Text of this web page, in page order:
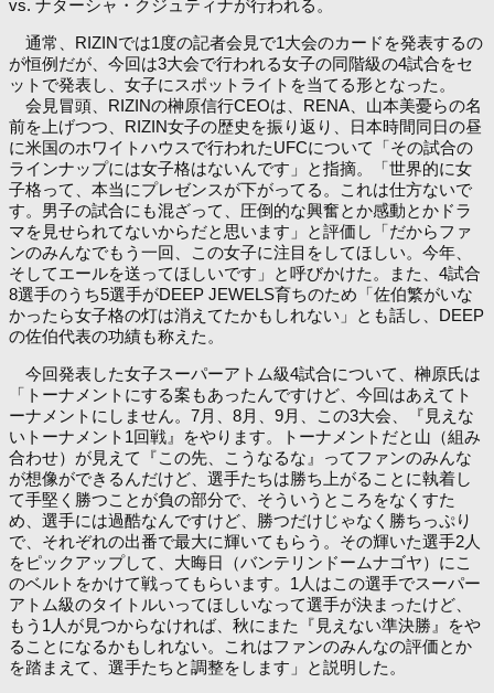
vs. ナターシャ・クジュティナが行われる。
通常、RIZINでは1度の記者会見で1大会のカードを発表するの
が恒例だが、今回は3大会で行われる女子の同階級の4試合をセ
ットで発表し、女子にスポットライトを当てる形となった。
会見冒頭、RIZINの榊原信行CEOは、RENA、山本美憂らの名
前を上げつつ、RIZIN女子の歴史を振り返り、日本時間同日の昼
に米国のホワイトハウスで行われたUFCについて「その試合の
ラインナップには女子格はないんです」と指摘。「世界的に女
子格って、本当にプレゼンスが下がってる。これは仕方ないで
す。男子の試合にも混ざって、圧倒的な興奮とか感動とかドラ
マを見せられてないからだと思います」と評価し「だからファ
ンのみんなでもう一回、この女子に注目をしてほしい。今年、
そしてエールを送ってほしいです」と呼びかけた。また、4試合
8選手のうち5選手がDEEP JEWELS育ちのため「佐伯繁がいな
かったら女子格の灯は消えてたかもしれない」とも話し、DEEP
の佐伯代表の功績も称えた。
今回発表した女子スーパーアトム級4試合について、榊原氏は
「トーナメントにする案もあったんですけど、今回はあえてト
ーナメントにしません。7月、8月、9月、この3大会、『見えな
いトーナメント1回戦』をやります。トーナメントだと山（組み
合わせ）が見えて『この先、こうなるな』ってファンのみんな
が想像ができるんだけど、選手たちは勝ち上がることに執着し
て手堅く勝つことが負の部分で、そういうところをなくすた
め、選手には過酷なんですけど、勝つだけじゃなく勝ちっぷり
で、それぞれの出番で最大に輝いてもらう。その輝いた選手2人
をピックアップして、大晦日（バンテリンドームナゴヤ）にこ
のベルトをかけて戦ってもらいます。1人はこの選手でスーパー
アトム級のタイトルいってほしいなって選手が決まったけど、
もう1人が見つからなければ、秋にまた『見えない準決勝』をや
ることになるかもしれない。これはファンのみんなの評価とか
を踏まえて、選手たちと調整をします」と説明した。